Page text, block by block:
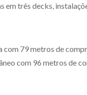
em três decks,
com 79 metros de
com 96 metros de